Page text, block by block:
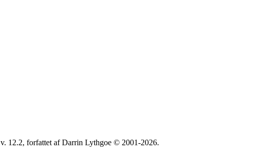
v. 12.2, forfattet af Darrin Lythgoe © 2001-2026.